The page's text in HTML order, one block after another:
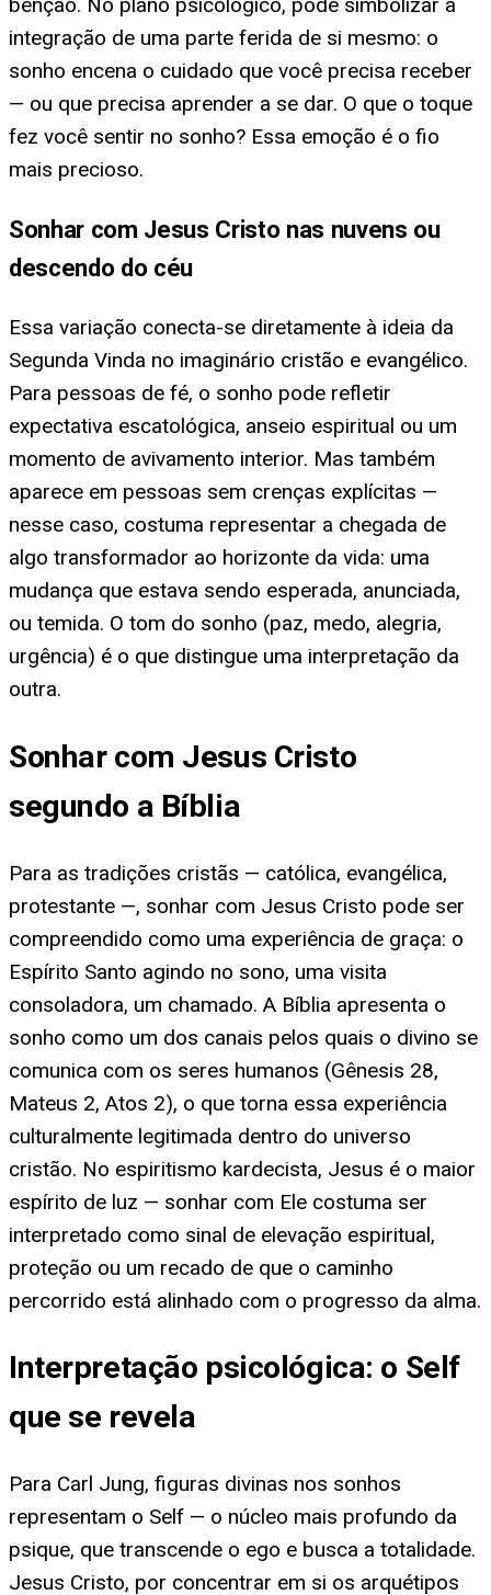
integração de uma parte ferida de si mesmo: o
sonho encena o cuidado que você precisa receber
— ou que precisa aprender a se dar. O que o toque
fez você sentir no sonho? Essa emoção é o fio
mais precioso.
Sonhar com Jesus Cristo nas nuvens ou
descendo do céu
Essa variação conecta-se diretamente à ideia da
Segunda Vinda no imaginário cristão e evangélico.
Para pessoas de fé, o sonho pode refletir
expectativa escatológica, anseio espiritual ou um
momento de avivamento interior. Mas também
aparece em pessoas sem crenças explícitas —
nesse caso, costuma representar a chegada de
algo transformador ao horizonte da vida: uma
mudança que estava sendo esperada, anunciada,
ou temida. O tom do sonho (paz, medo, alegria,
urgência) é o que distingue uma interpretação da
outra.
Sonhar com Jesus Cristo
segundo a Bíblia
Para as tradições cristãs — católica, evangélica,
protestante —, sonhar com Jesus Cristo pode ser
compreendido como uma experiência de graça: o
Espírito Santo agindo no sono, uma visita
consoladora, um chamado. A Bíblia apresenta o
sonho como um dos canais pelos quais o divino se
comunica com os seres humanos (Gênesis 28,
Mateus 2, Atos 2), o que torna essa experiência
culturalmente legitimada dentro do universo
cristão. No espiritismo kardecista, Jesus é o maior
espírito de luz — sonhar com Ele costuma ser
interpretado como sinal de elevação espiritual,
proteção ou um recado de que o caminho
percorrido está alinhado com o progresso da alma.
Interpretação psicológica: o Self
que se revela
Para Carl Jung, figuras divinas nos sonhos
representam o Self — o núcleo mais profundo da
psique, que transcende o ego e busca a totalidade.
Jesus Cristo, por concentrar em si os arquétipos